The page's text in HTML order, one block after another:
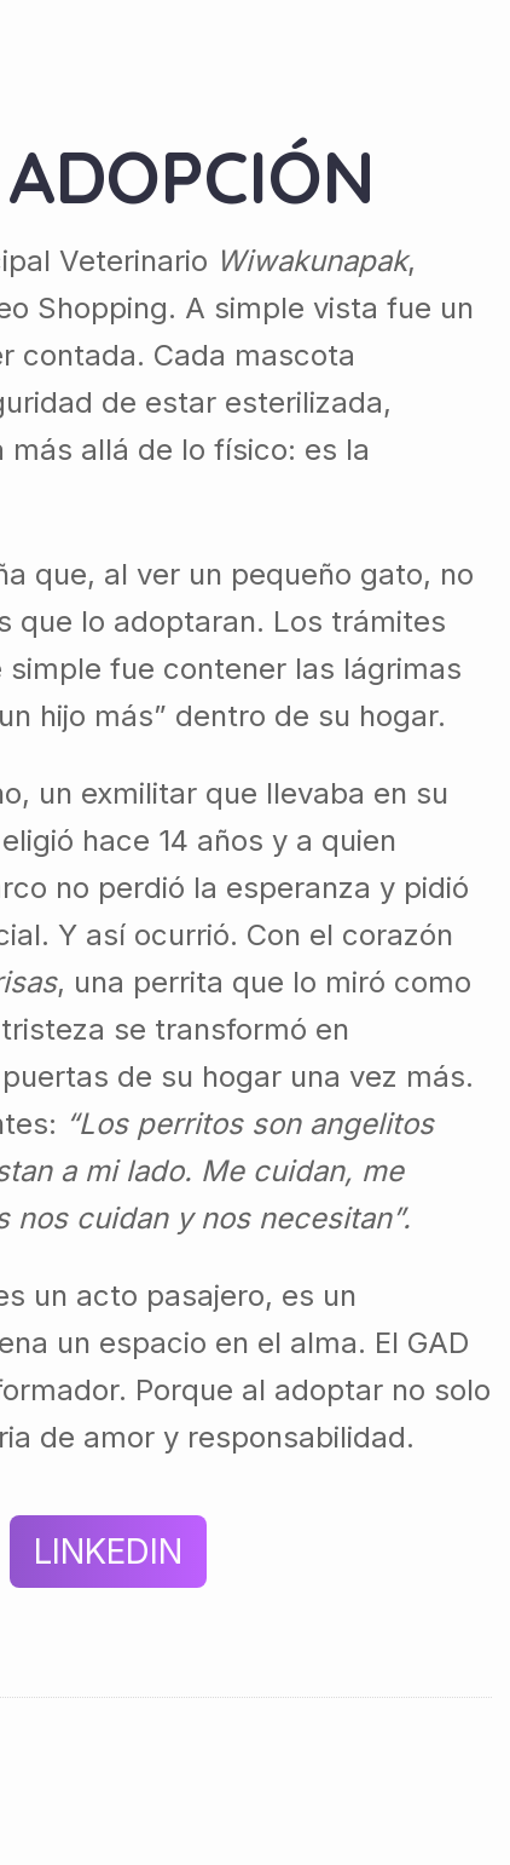
Veterinario Wiwakunapak,
Shopping. A simple vista fue un
contada. Cada mascota
de estar esterilizada,
allá de lo físico: es la
que, al ver un pequeño gato, no
que lo adoptaran. Los trámites
fue contener las lágrimas
hijo más” dentro de su hogar.
un exmilitar que llevaba en su
hace 14 años y a quien
no perdió la esperanza y pidió
Y así ocurrió. Con el corazón
, una perrita que lo miró como
se transformó en
de su hogar una vez más.
“Los perritos son angelitos
a mi lado. Me cuidan, me
cuidan y nos necesitan”.
un acto pasajero, es un
un espacio en el alma. El GAD
Porque al adoptar no solo
de amor y responsabilidad.
LINKEDIN